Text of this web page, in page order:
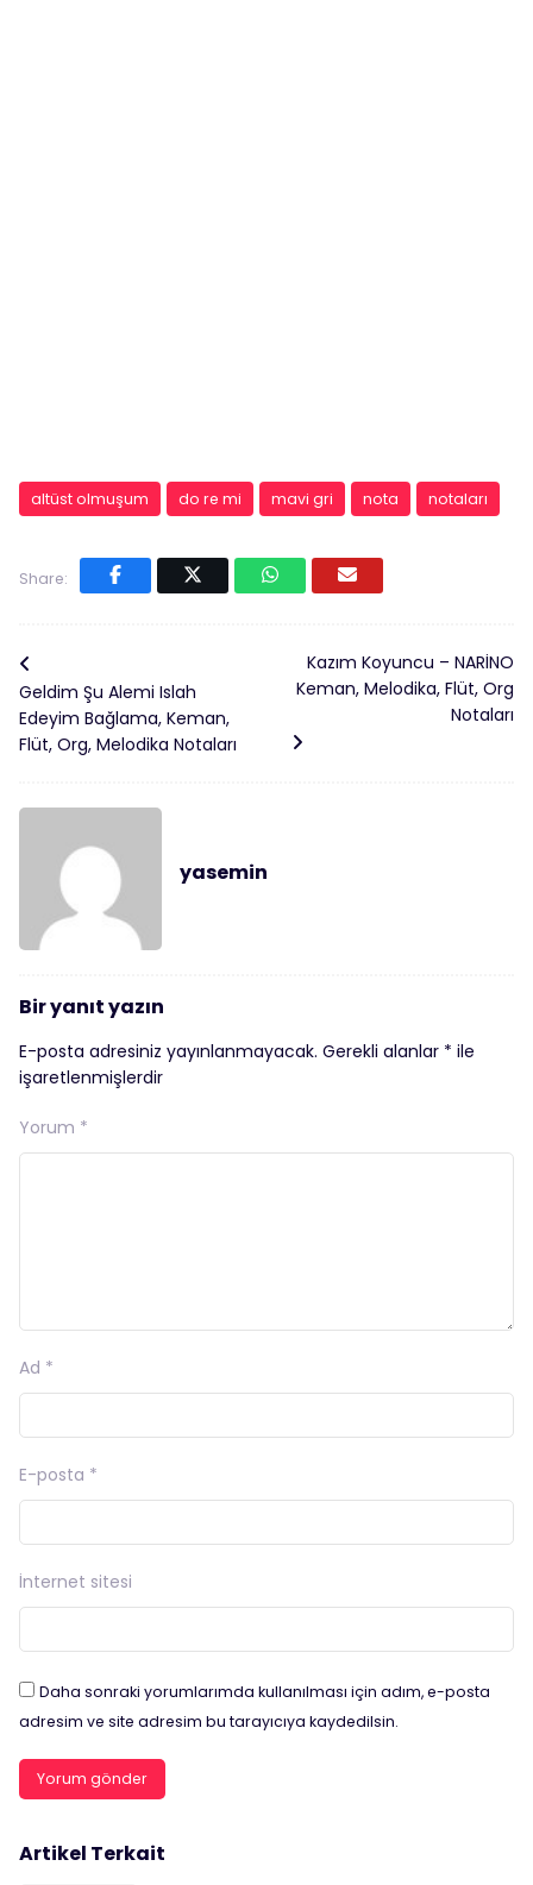
altüst olmuşum do re mi mavi gri nota notaları
Share:
Geldim Şu Alemi Islah
Edeyim Bağlama, Keman,
Flüt, Org, Melodika Notaları
Kazım Koyuncu – NARİNO
Keman, Melodika, Flüt, Org
Notaları
yasemin
Bir yanıt yazın
E-posta adresiniz yayınlanmayacak. Gerekli alanlar * ile
işaretlenmişlerdir
Yorum *
Ad *
E-posta *
İnternet sitesi
Daha sonraki yorumlarımda kullanılması için adım, e-posta
adresim ve site adresim bu tarayıcıya kaydedilsin.
Artikel Terkait